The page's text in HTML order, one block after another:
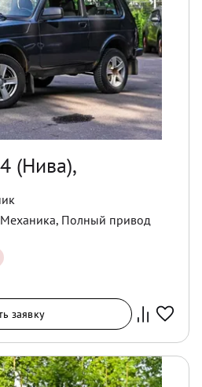
(Нива),
Механика, Полный привод
заявку